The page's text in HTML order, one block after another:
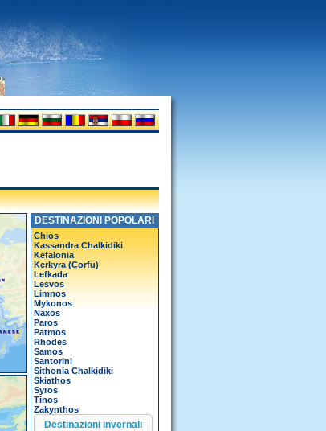
DESTINAZIONI POPOLARI
Chios
Kassandra Chalkidiki
Kefalonia
Kerkyra (Corfu)
Lefkada
Lesvos
Limnos
Mykonos
Naxos
Paros
Patmos
Rhodes
Samos
Santorini
Sithonia Chalkidiki
Skiathos
Syros
Tinos
Zakynthos
Destinazioni invernali